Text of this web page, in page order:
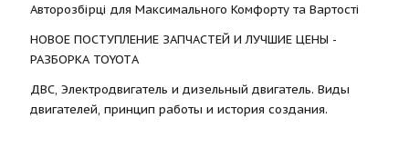
Авторозбірці для Максимального Комфорту та Вартості
НОВОЕ ПОСТУПЛЕНИЕ ЗАПЧАСТЕЙ И ЛУЧШИЕ ЦЕНЫ -
РАЗБОРКА TOYOTА
ДВС, Электродвигатель и дизельный двигатель. Виды
двигателей, принцип работы и история создания.